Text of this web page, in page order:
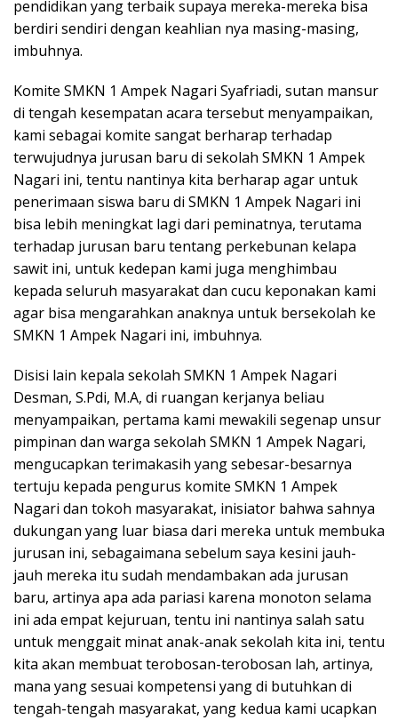
pendidikan yang terbaik supaya mereka-mereka bisa
berdiri sendiri dengan keahlian nya masing-masing,
imbuhnya.
Komite SMKN 1 Ampek Nagari Syafriadi, sutan mansur
di tengah kesempatan acara tersebut menyampaikan,
kami sebagai komite sangat berharap terhadap
terwujudnya jurusan baru di sekolah SMKN 1 Ampek
Nagari ini, tentu nantinya kita berharap agar untuk
penerimaan siswa baru di SMKN 1 Ampek Nagari ini
bisa lebih meningkat lagi dari peminatnya, terutama
terhadap jurusan baru tentang perkebunan kelapa
sawit ini, untuk kedepan kami juga menghimbau
kepada seluruh masyarakat dan cucu keponakan kami
agar bisa mengarahkan anaknya untuk bersekolah ke
SMKN 1 Ampek Nagari ini, imbuhnya.
Disisi lain kepala sekolah SMKN 1 Ampek Nagari
Desman, S.Pdi, M.A, di ruangan kerjanya beliau
menyampaikan, pertama kami mewakili segenap unsur
pimpinan dan warga sekolah SMKN 1 Ampek Nagari,
mengucapkan terimakasih yang sebesar-besarnya
tertuju kepada pengurus komite SMKN 1 Ampek
Nagari dan tokoh masyarakat, inisiator bahwa sahnya
dukungan yang luar biasa dari mereka untuk membuka
jurusan ini, sebagaimana sebelum saya kesini jauh-
jauh mereka itu sudah mendambakan ada jurusan
baru, artinya apa ada pariasi karena monoton selama
ini ada empat kejuruan, tentu ini nantinya salah satu
untuk menggait minat anak-anak sekolah kita ini, tentu
kita akan membuat terobosan-terobosan lah, artinya,
mana yang sesuai kompetensi yang di butuhkan di
tengah-tengah masyarakat, yang kedua kami ucapkan